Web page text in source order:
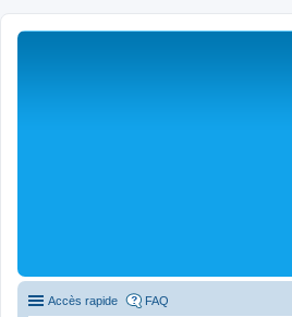
Accès rapide FAQ